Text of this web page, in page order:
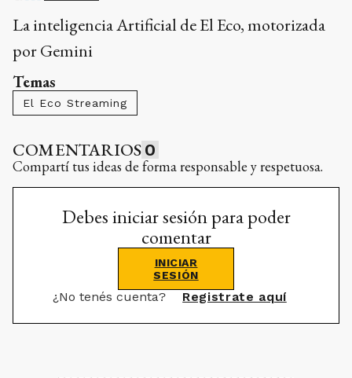
La inteligencia Artificial de El Eco, motorizada
por Gemini
Temas
El Eco Streaming
COMENTARIOS 0
Compartí tus ideas de forma responsable y respetuosa.
Debes iniciar sesión para poder
comentar
INICIAR
SESIÓN
¿No tenés cuenta? Registrate aquí